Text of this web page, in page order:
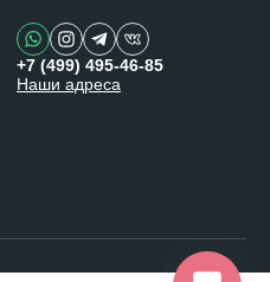
+7 (499) 495-46-85
Наши адреса